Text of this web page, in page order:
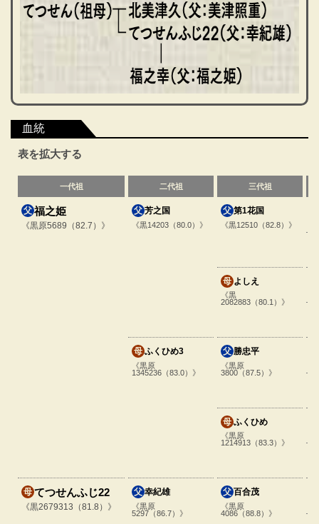
血統
表を拡大する
一代祖 二代祖 三代祖
福之姫
黒原5689（82.7）
てつせんふじ22
黒2679313（81.8）
芳之国
黒14203（80.0）
ふくひめ3
黒原
1345236（83.0）
幸紀雄
黒原
5297（86.7）
第1花国
黒12510（82.8）
よしえ
黒
2082883（80.1）
勝忠平
黒原
3800（87.5）
ふくひめ
黒原
1214913（83.3）
百合茂
黒原
4086（88.8）